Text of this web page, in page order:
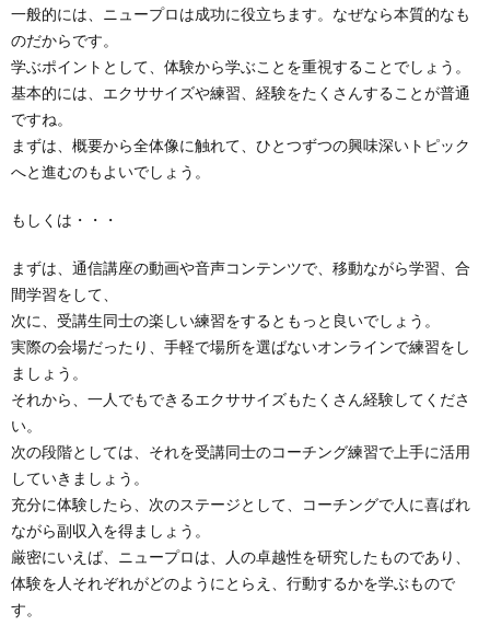
一般的には、ニュープロは成功に役立ちます。なぜなら本質的なも
のだからです。
学ぶポイントとして、体験から学ぶことを重視することでしょう。
基本的には、エクササイズや練習、経験をたくさんすることが普通
ですね。
まずは、概要から全体像に触れて、ひとつずつの興味深いトピック
へと進むのもよいでしょう。
もしくは・・・
まずは、通信講座の動画や音声コンテンツで、移動ながら学習、合
間学習をして、
次に、受講生同士の楽しい練習をするともっと良いでしょう。
実際の会場だったり、手軽で場所を選ばないオンラインで練習をし
ましょう。
それから、一人でもできるエクササイズもたくさん経験してくださ
い。
次の段階としては、それを受講同士のコーチング練習で上手に活用
していきましょう。
充分に体験したら、次のステージとして、コーチングで人に喜ばれ
ながら副収入を得ましょう。
厳密にいえば、ニュープロは、人の卓越性を研究したものであり、
体験を人それぞれがどのようにとらえ、行動するかを学ぶもので
す。